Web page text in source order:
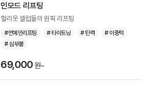
인모드 리프팅
헐리웃 셀럽들의 원픽 리프팅
#연예인리프팅 # 타이트닝 # 탄력
# 이중턱
# 심부볼
69,000 원~